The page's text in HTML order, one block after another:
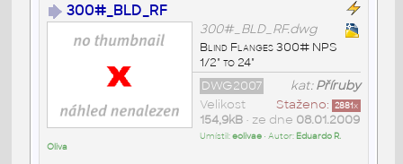
300#_BLD_RF
300#_BLD_RF.dwg
Blind Flanges 300# NPS
1/2" to 24"
kat:Příruby
DWG2007
Staženo: 2881x
Velikost
154,9kB• ze dne 08.01.2009
Umístil:eolivae• Autor: Eduardo R.
Oliva